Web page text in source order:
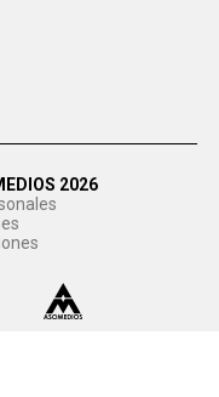
2026